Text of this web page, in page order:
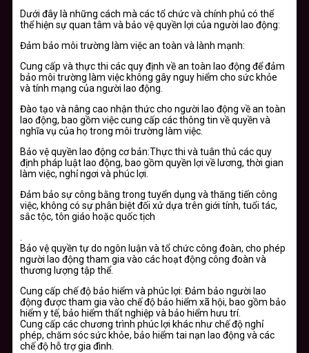
Dưới đây là những cách mà các tổ chức và chính phủ có thể
thể hiện sự quan tâm và bảo vệ quyền lợi của người lao động:
Đảm bảo môi trường làm việc an toàn và lành mạnh:
Cung cấp và thực thi các quy định về an toàn lao động để đảm
bảo môi trường làm việc không gây nguy hiểm cho sức khỏe
và tính mạng của người lao động.
Đào tạo và nâng cao nhận thức cho người lao động về an toàn
lao động, bao gồm việc cung cấp các thông tin về quyền và
nghĩa vụ của họ trong môi trường làm việc.
Bảo vệ quyền lao động cơ bản:Thực thi và tuân thủ các quy
định pháp luật lao động, bao gồm quyền lợi về lương, thời gian
làm việc, nghỉ ngơi và phúc lợi.
Đảm bảo sự công bằng trong tuyển dụng và thăng tiến công
việc, không có sự phân biệt đối xử dựa trên giới tính, tuổi tác,
sắc tộc, tôn giáo hoặc quốc tịch
.
Bảo vệ quyền tự do ngôn luận và tổ chức công đoàn, cho phép
người lao động tham gia vào các hoạt động công đoàn và
thương lượng tập thể.
Cung cấp chế độ bảo hiểm và phúc lợi: Đảm bảo người lao
động được tham gia vào chế độ bảo hiểm xã hội, bao gồm bảo
hiểm y tế, bảo hiểm thất nghiệp và bảo hiểm hưu trí.
Cung cấp các chương trình phúc lợi khác như chế độ nghỉ
phép, chăm sóc sức khỏe, bảo hiểm tai nạn lao động và các
chế độ hỗ trợ gia đình.